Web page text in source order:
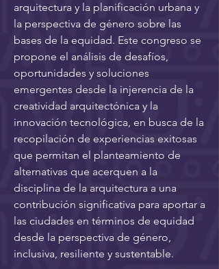
arquitectura y la planificación urbana y
la perspectiva de género sobre las
bases de la equidad. Este congreso se
propone el análisis de desafíos,
oportunidades y soluciones
emergentes desde la injerencia de la
creatividad arquitectónica y la
innovación tecnológica, en busca de la
recopilación de experiencias exitosas
que permitan el planteamiento de
alternativas que acerquen a la
disciplina de la arquitectura a una
contribución significativa para aportar a
las ciudades en términos de equidad
desde la perspectiva de género,
inclusiva, resiliente y sustentable.